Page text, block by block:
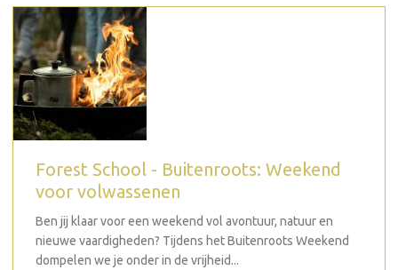
Forest School - Buitenroots: Weekend
voor volwassenen
Ben jij klaar voor een weekend vol avontuur, natuur en
nieuwe vaardigheden? Tijdens het Buitenroots Weekend
dompelen we je onder in de vrijheid...